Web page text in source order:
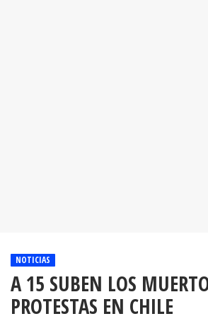
NOTICIAS
A 15 SUBEN LOS
PROTESTAS EN CHILE